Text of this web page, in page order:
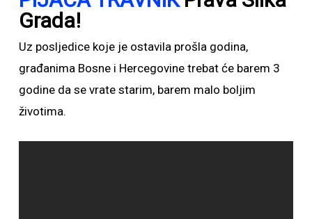
Grada!
Uz posljedice koje je ostavila prošla godina,
građanima Bosne i Hercegovine trebat će barem 3
godine da se vrate starim, barem malo boljim
životima.